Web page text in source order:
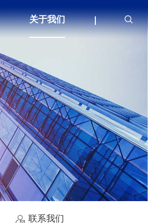
关于我们
联系我们